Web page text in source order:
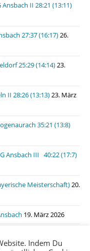
II 28:21 (13:11)
27:37 (16:17)26.
25:29 (14:14)23.
II 28:26 (13:13)23. März
35:21 (13:8)
Ansbach III 40:22 (17:7)
Meisterschaft)20.
19. März 2026
Indem Du